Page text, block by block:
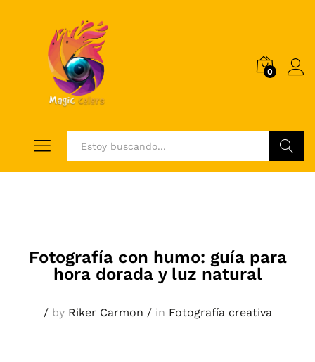
0
Fotografía con humo: guía para
hora dorada y luz natural
/by Riker Carmon /in Fotografía creativa